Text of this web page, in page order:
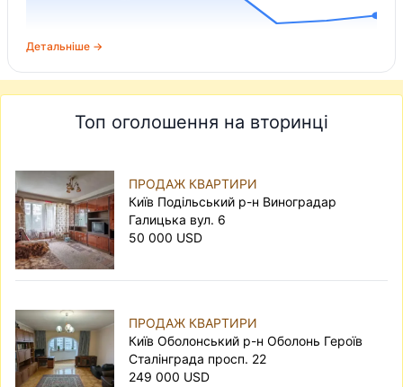
Детальніше →
Топ оголошення на вторинці
ПРОДАЖ КВАРТИРИ
Київ Подільський р-н Виноградар
Галицька вул. 6
50 000 USD
ПРОДАЖ КВАРТИРИ
Київ Оболонський р-н Оболонь Героїв
Сталінграда просп. 22
249 000 USD